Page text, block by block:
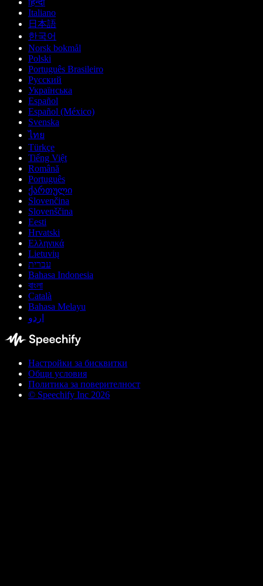
हिन्दी
Italiano
日本語
한국어
Norsk bokmål
Polski
Português Brasileiro
Русский
Українська
Español
Español (México)
Svenska
ไทย
Türkçe
Tiếng Việt
Română
Português
ქართული
Slovenčina
Slovenščina
Eesti
Hrvatski
Ελληνικά
Lietuvių
עברית
Bahasa Indonesia
বাংলা
Català
Bahasa Melayu
اردو
Настройки за бисквитки
Общи условия
Политика за поверителност
© Speechify Inc 2026